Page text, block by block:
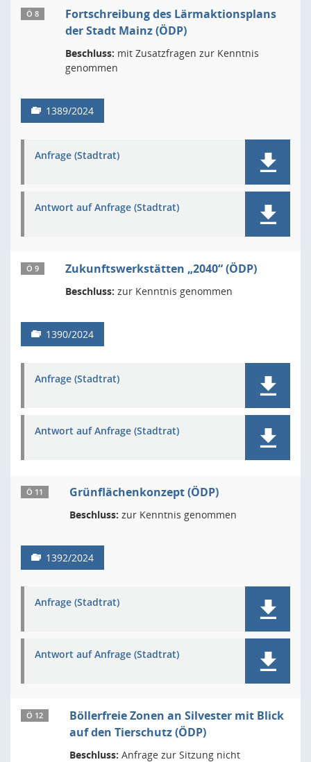
Ö 8
Fortschreibung des Lärmaktionsplans
der Stadt Mainz (ÖDP)
Beschluss: mit Zusatzfragen zur Kenntnis
genommen
1389/2024
Anfrage (Stadtrat)
Antwort auf Anfrage (Stadtrat)
Ö 9 Zukunftswerkstätten „2040“ (ÖDP)
Beschluss: zur Kenntnis genommen
1390/2024
Anfrage (Stadtrat)
Antwort auf Anfrage (Stadtrat)
Ö 11 Grünflächenkonzept (ÖDP)
Beschluss: zur Kenntnis genommen
1392/2024
Anfrage (Stadtrat)
Antwort auf Anfrage (Stadtrat)
Ö 12
Böllerfreie Zonen an Silvester mit Blick
auf den Tierschutz (ÖDP)
Beschluss: Anfrage zur Sitzung nicht